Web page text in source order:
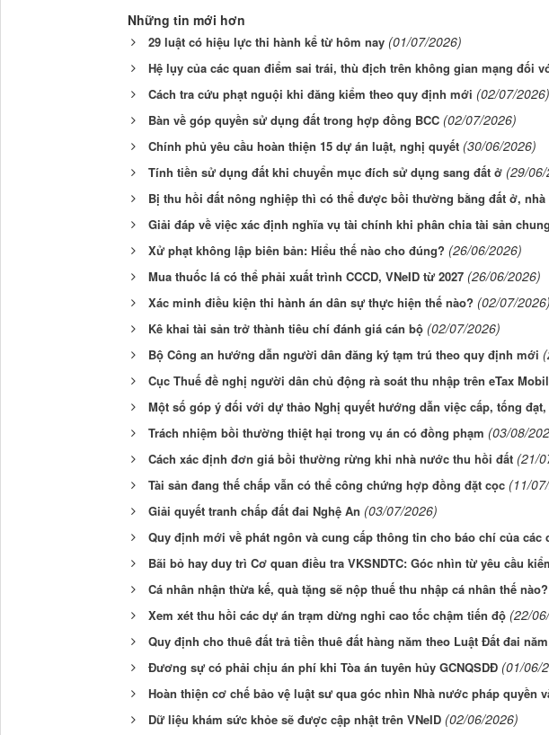
Những tin mới hơn
29 luật có hiệu lực thi hành kể từ hôm nay (01/07/2026)
Hệ lụy của các quan điểm sai trái, thù địch trên không gian mạng đối
Cách tra cứu phạt nguội khi đăng kiểm theo quy định mới (02/07/2026)
Bàn về góp quyền sử dụng đất trong hợp đồng BCC (02/07/2026)
Chính phủ yêu cầu hoàn thiện 15 dự án luật, nghị quyết (30/06/2026)
Tính tiền sử dụng đất khi chuyển mục đích sử dụng sang đất ở (29/
Bị thu hồi đất nông nghiệp thì có thể được bồi thường bằng đất ở,
Giải đáp về việc xác định nghĩa vụ tài chính khi phân chia tài sản
Xử phạt không lập biên bản: Hiểu thế nào cho đúng? (26/06/2026)
Mua thuốc lá có thể phải xuất trình CCCD, VNeID từ 2027 (26/06/2026)
Xác minh điều kiện thi hành án dân sự thực hiện thế nào? (02/07/2026)
Kê khai tài sản trở thành tiêu chí đánh giá cán bộ (02/07/2026)
Bộ Công an hướng dẫn người dân đăng ký tạm trú theo quy định mới
Cục Thuế đề nghị người dân chủ động rà soát thu nhập trên eTax
Một số góp ý đối với dự thảo Nghị quyết hướng dẫn việc cấp, tống
Trách nhiệm bồi thường thiệt hại trong vụ án có đồng phạm (03/08/
Cách xác định đơn giá bồi thường rừng khi nhà nước thu hồi đất (21/
Tài sản đang thế chấp vẫn có thể công chứng hợp đồng đặt cọc (11/
Giải quyết tranh chấp đất đai Nghệ An (03/07/2026)
Quy định mới về phát ngôn và cung cấp thông tin cho báo chí của
Bãi bỏ hay duy trì Cơ quan điều tra VKSNDTC: Góc nhìn từ yêu cầu
Cá nhân nhận thừa kế, quà tặng sẽ nộp thuế thu nhập cá nhân thế nào?
Xem xét thu hồi các dự án trạm dừng nghỉ cao tốc chậm tiến độ (22/
Quy định cho thuê đất trả tiền thuê đất hàng năm theo Luật Đất đai
Đương sự có phải chịu án phí khi Tòa án tuyên hủy GCNQSDĐ (01/06/
Hoàn thiện cơ chế bảo vệ luật sư qua góc nhìn Nhà nước pháp quyền
Dữ liệu khám sức khỏe sẽ được cập nhật trên VNeID (02/06/2026)